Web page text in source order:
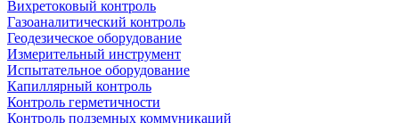
Вихретоковый контроль
Газоаналитический контроль
Геодезическое оборудование
Измерительный инструмент
Испытательное оборудование
Капиллярный контроль
Контроль герметичности
Контроль подземных коммуникаций